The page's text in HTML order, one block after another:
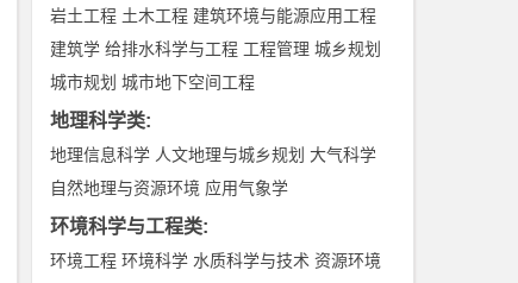
岩土工程 土木工程 建筑环境与能源应用工程
建筑学 给排水科学与工程 工程管理 城乡规划
城市规划 城市地下空间工程
地理科学类:
地理信息科学 人文地理与城乡规划 大气科学
自然地理与资源环境 应用气象学
环境科学与工程类:
环境工程 环境科学 水质科学与技术 资源环境